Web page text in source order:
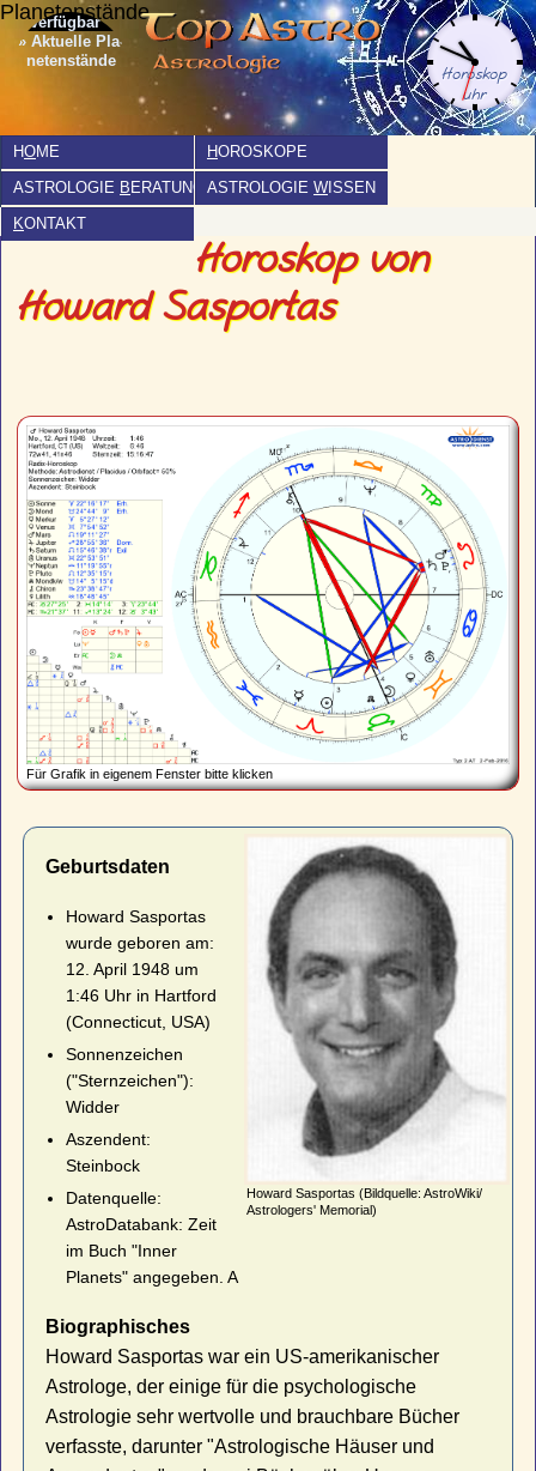
Planetenstände
» Aktuelle Pla­
netenstände
HOME HOROSKOPE
ASTROLOGIE B ERATUNG ASTROLOGIE W ISSEN
KONTAKT
Horoskop von
Howard Sasportas
Für Grafik in eigenem Fenster bitte klicken
Howard Sasportas (Bildquelle: AstroWiki/
Astrologers' Memorial)
Geburtsdaten
Howard Sasportas
wurde geboren am:
12. April 1948 um
1:46 Uhr in Hartford
(Connecticut, USA)
Sonnenzeichen
("Sternzeichen"):
Widder
Aszendent:
Steinbock
Datenquelle:
AstroDatabank: Zeit
im Buch "Inner
Planets" angegeben. A
Biographisches
Howard Sasportas war ein US-amerikanischer
Astrologe, der einige für die psychologische
Astrologie sehr wertvolle und brauchbare Bücher
verfasste, darunter "Astrologische Häuser und